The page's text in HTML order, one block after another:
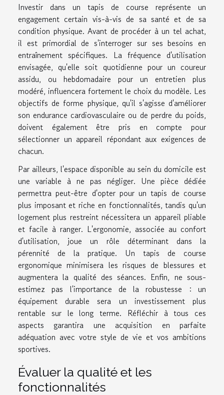
Investir dans un tapis de course représente un
engagement certain vis-à-vis de sa santé et de sa
condition physique. Avant de procéder à un tel achat,
il est primordial de s'interroger sur ses besoins en
entraînement spécifiques. La fréquence d'utilisation
envisagée, qu'elle soit quotidienne pour un coureur
assidu, ou hebdomadaire pour un entretien plus
modéré, influencera fortement le choix du modèle. Les
objectifs de forme physique, qu'il s'agisse d'améliorer
son endurance cardiovasculaire ou de perdre du poids,
doivent également être pris en compte pour
sélectionner un appareil répondant aux exigences de
chacun.
Par ailleurs, l'espace disponible au sein du domicile est
une variable à ne pas négliger. Une pièce dédiée
permettra peut-être d'opter pour un tapis de course
plus imposant et riche en fonctionnalités, tandis qu'un
logement plus restreint nécessitera un appareil pliable
et facile à ranger. L'ergonomie, associée au confort
d'utilisation, joue un rôle déterminant dans la
pérennité de la pratique. Un tapis de course
ergonomique minimisera les risques de blessures et
augmentera la qualité des séances. Enfin, ne sous-
estimez pas l'importance de la robustesse : un
équipement durable sera un investissement plus
rentable sur le long terme. Réfléchir à tous ces
aspects garantira une acquisition en parfaite
adéquation avec votre style de vie et vos ambitions
sportives.
Évaluer la qualité et les
fonctionnalités